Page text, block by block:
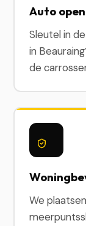
Auto
Sleutel in
in
de
We